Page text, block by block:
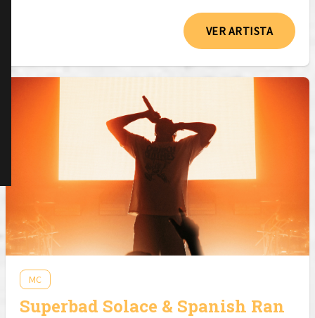
VER ARTISTA
MC
Superbad Solace & Spanish Ran